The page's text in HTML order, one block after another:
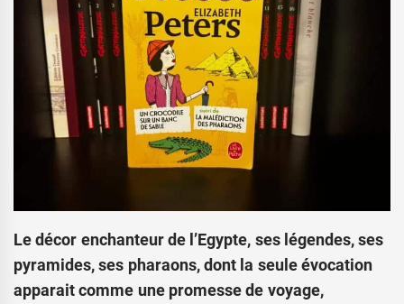
Le décor enchanteur de l’Egypte, ses légendes, ses
pyramides, ses pharaons, dont la seule évocation
apparait comme une promesse de voyage,